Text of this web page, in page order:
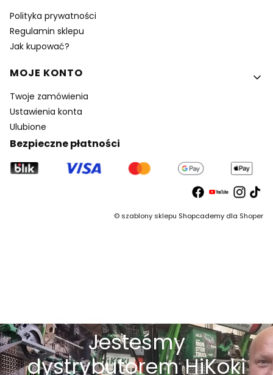
Polityka prywatności
Regulamin sklepu
Jak kupować?
MOJE KONTO
Twoje zamówienia
Ustawienia konta
Ulubione
Bezpieczne płatności
©szablony sklepu Shopcademy dla Shoper
Jesteśmy
dystrybutorem HiKoki